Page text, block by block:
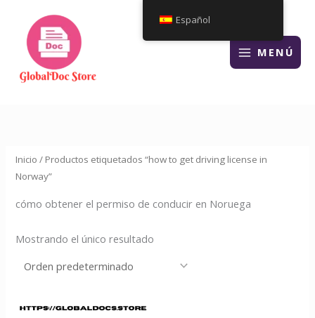
contenido
MENÚ
Inicio / Productos etiquetados “how to get driving license in
Norway”
cómo obtener el permiso de conducir en Noruega
Mostrando el único resultado
Español